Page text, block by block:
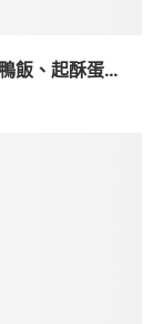
飯、起酥蛋...